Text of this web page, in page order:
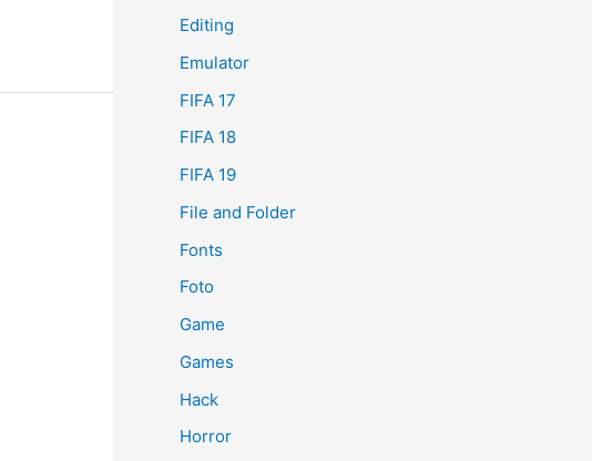
Editing
Emulator
FIFA 17
FIFA 18
FIFA 19
File and Folder
Fonts
Foto
Game
Games
Hack
Horror